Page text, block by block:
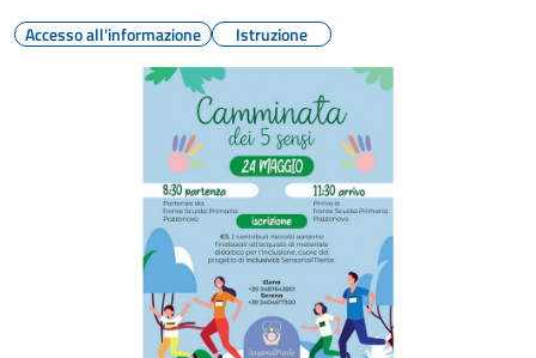
Accesso all'informazione Istruzione